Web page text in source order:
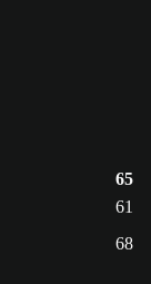
65
61
68